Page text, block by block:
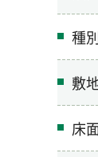
種
敷
床